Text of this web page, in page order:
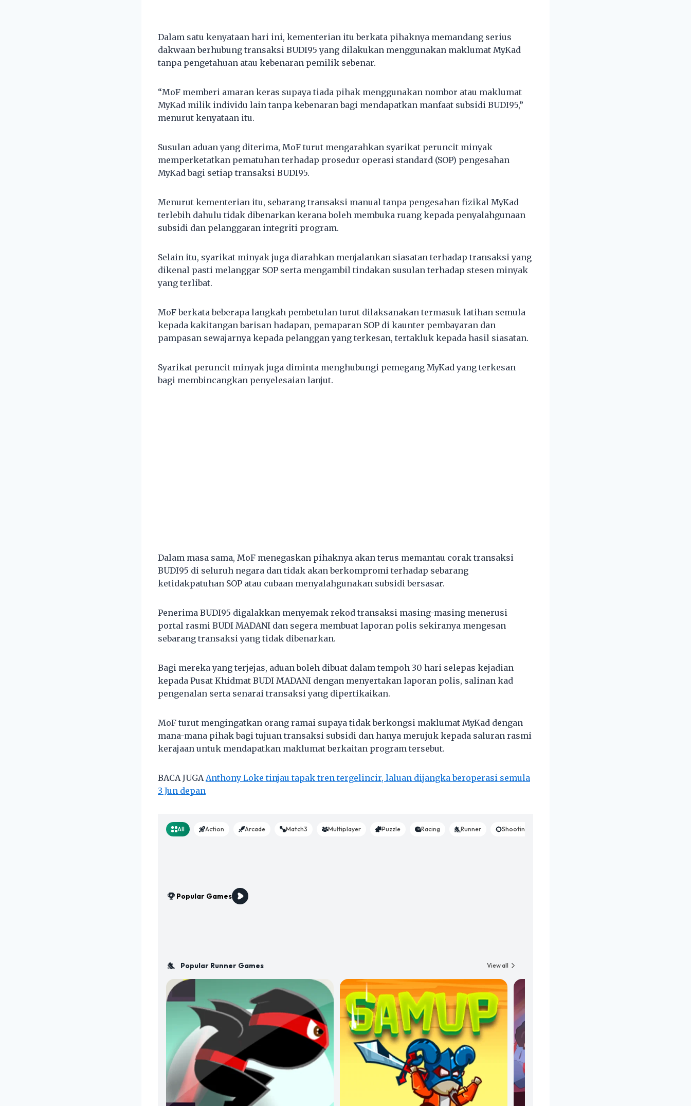
Dalam satu kenyataan hari ini, kementerian itu berkata pihaknya memandang serius
dakwaan berhubung transaksi BUDI95 yang dilakukan menggunakan maklumat MyKad
tanpa pengetahuan atau kebenaran pemilik sebenar.
“MoF memberi amaran keras supaya tiada pihak menggunakan nombor atau maklumat
MyKad milik individu lain tanpa kebenaran bagi mendapatkan manfaat subsidi BUDI95,”
menurut kenyataan itu.
Susulan aduan yang diterima, MoF turut mengarahkan syarikat peruncit minyak
memperketatkan pematuhan terhadap prosedur operasi standard (SOP) pengesahan
MyKad bagi setiap transaksi BUDI95.
Menurut kementerian itu, sebarang transaksi manual tanpa pengesahan fizikal MyKad
terlebih dahulu tidak dibenarkan kerana boleh membuka ruang kepada penyalahgunaan
subsidi dan pelanggaran integriti program.
Selain itu, syarikat minyak juga diarahkan menjalankan siasatan terhadap transaksi yang
dikenal pasti melanggar SOP serta mengambil tindakan susulan terhadap stesen minyak
yang terlibat.
MoF berkata beberapa langkah pembetulan turut dilaksanakan termasuk latihan semula
kepada kakitangan barisan hadapan, pemaparan SOP di kaunter pembayaran dan
pampasan sewajarnya kepada pelanggan yang terkesan, tertakluk kepada hasil siasatan.
Syarikat peruncit minyak juga diminta menghubungi pemegang MyKad yang terkesan
bagi membincangkan penyelesaian lanjut.
Dalam masa sama, MoF menegaskan pihaknya akan terus memantau corak transaksi
BUDI95 di seluruh negara dan tidak akan berkompromi terhadap sebarang
ketidakpatuhan SOP atau cubaan menyalahgunakan subsidi bersasar.
Penerima BUDI95 digalakkan menyemak rekod transaksi masing-masing menerusi
portal rasmi BUDI MADANI dan segera membuat laporan polis sekiranya mengesan
sebarang transaksi yang tidak dibenarkan.
Bagi mereka yang terjejas, aduan boleh dibuat dalam tempoh 30 hari selepas kejadian
kepada Pusat Khidmat BUDI MADANI dengan menyertakan laporan polis, salinan kad
pengenalan serta senarai transaksi yang dipertikaikan.
MoF turut mengingatkan orang ramai supaya tidak berkongsi maklumat MyKad dengan
mana-mana pihak bagi tujuan transaksi subsidi dan hanya merujuk kepada saluran rasmi
kerajaan untuk mendapatkan maklumat berkaitan program tersebut.
BACA JUGAAnthony Loke tinjau tapak tren tergelincir, laluan dijangka beroperasi semula
3 Jun depan